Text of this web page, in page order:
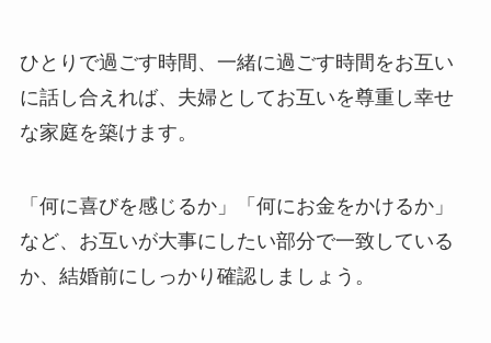
ひとりで過ごす時間、一緒に過ごす時間をお互い
に話し合えれば、夫婦としてお互いを尊重し幸せ
な家庭を築けます。
「何に喜びを感じるか」「何にお金をかけるか」
など、お互いが大事にしたい部分で一致している
か、結婚前にしっかり確認しましょう。